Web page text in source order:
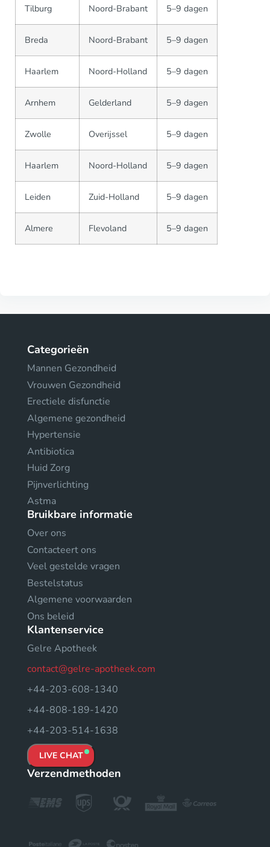
Tilburg Noord-Brabant 5–9 dagen
Breda Noord-Brabant 5–9 dagen
Haarlem Noord-Holland 5–9 dagen
Arnhem Gelderland 5–9 dagen
Zwolle Overijssel 5–9 dagen
Haarlem Noord-Holland 5–9 dagen
Leiden Zuid-Holland 5–9 dagen
Almere Flevoland 5–9 dagen
Categorieën
Mannen Gezondheid
Vrouwen Gezondheid
Erectiele disfunctie
Algemene gezondheid
Hypertensie
Antibiotica
Huid Zorg
Pijnverlichting
Astma
Bruikbare informatie
Over ons
Contacteert ons
Veel gestelde vragen
Bestelstatus
Algemene voorwaarden
Ons beleid
Klantenservice
Gelre Apotheek
contact@gelre-apotheek.com
+44-203-608-1340
+44-808-189-1420
+44-203-514-1638
LIVE CHAT
Verzendmethoden